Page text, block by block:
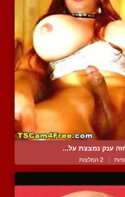
ענק נמצצת על...
| 2 המלצות